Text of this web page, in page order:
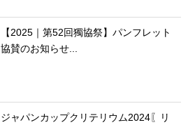
【2025｜第52回獨協祭】パンフレット
協賛のお知らせ...
ジャパンカップクリテリウム2024〖リ